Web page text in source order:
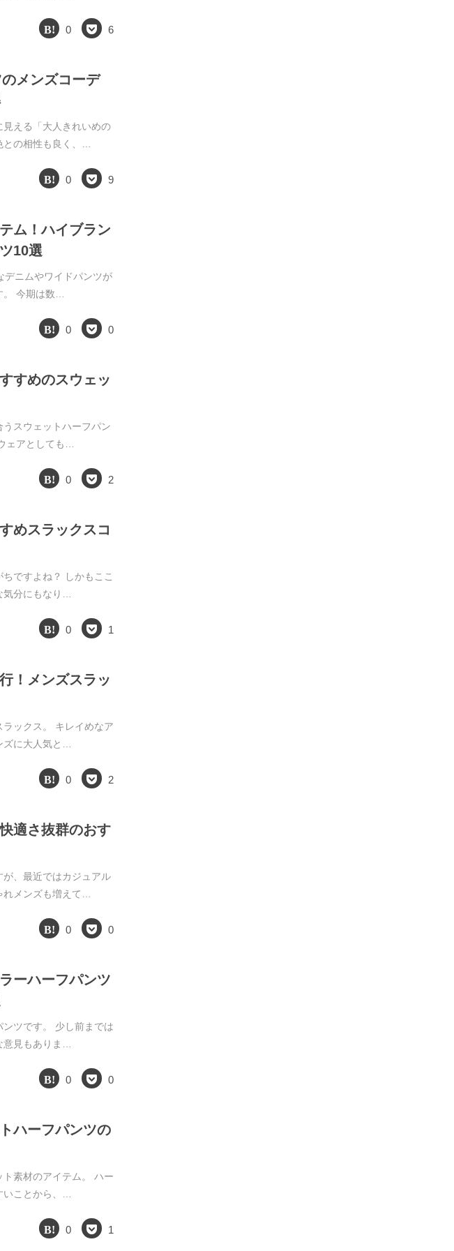
0 6
のメンズコーデ
える「大人きれいめの
の相性も良く、…
0 9
ム！ハイブラン
10選
デニムやワイドパンツが
今期は数…
0 0
すめのスウェッ
スウェットハーフパン
ェアとしても…
0 2
めスラックスコ
ですよね？ しかもここ
分にもなり…
0 1
！メンズスラッ
ックス。 キレイめなア
に大人気と…
0 2
適さ抜群のおす
が、最近ではカジュアル
メンズも増えて…
0 0
ーハーフパンツ
ツです。 少し前までは
見もありま…
0 0
ハーフパンツの
素材のアイテム。 ハー
ことから、…
0 1